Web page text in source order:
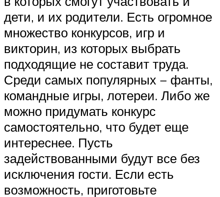
дети, и их родители. Есть огромное
множество конкурсов, игр и
викторин, из которых выбрать
подходящие не составит труда.
Среди самых популярных − фанты,
командные игры, лотереи. Либо же
можно придумать конкурс
самостоятельно, что будет еще
интереснее. Пусть
задействованными будут все без
исключения гости. Если есть
возможность, приготовьте